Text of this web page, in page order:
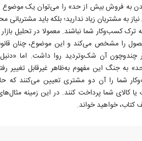
به فروش بیش از حد» را می‌توان یک موضوع
به مشتریان زیاد ندارید؛ بلکه باید مشتریانی
کسب‌وکار شما نباشند. معمولا در تحلیل
را مشخص می‌کند و این موضوع، چنان
آن شک‌وتردید روا داشت. اما
به جنگ این مفهوم به‌ظاهر غیرقابل تغییر
شما را آن دو مشتری تعیین می‌کنند که
کالای شما پرداخت کنند. در این زمینه
خواهید خواند.